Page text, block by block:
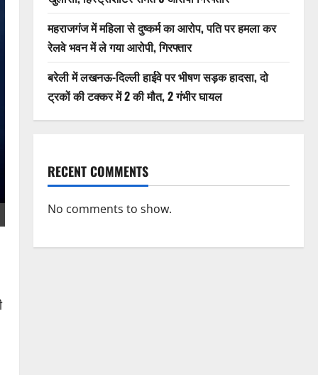
महराजगंज में महिला से दुष्कर्म का आरोप, पति पर हमला कर
रेलवे भवन में ले गया आरोपी, गिरफ्तार
बरेली में लखनऊ-दिल्ली हाईवे पर भीषण सड़क हादसा, दो
ट्रकों की टक्कर में 2 की मौत, 2 गंभीर घायल
RECENT COMMENTS
No comments to show.